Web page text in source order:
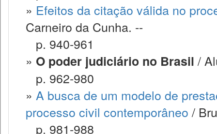
» Efeitos da citação válida no
Carneiro da Cunha. --
p. 940-961
» O poder judiciário no Brasil /
p. 962-980
» A busca de um modelo de
processo civil contemporâneo /
p. 981-988